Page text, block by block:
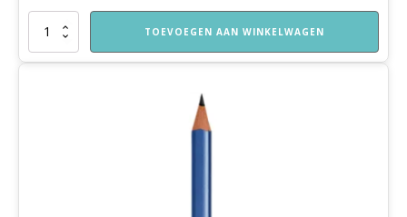
Gekleurd
aantal
TOEVOEGEN AAN WINKELWAGEN